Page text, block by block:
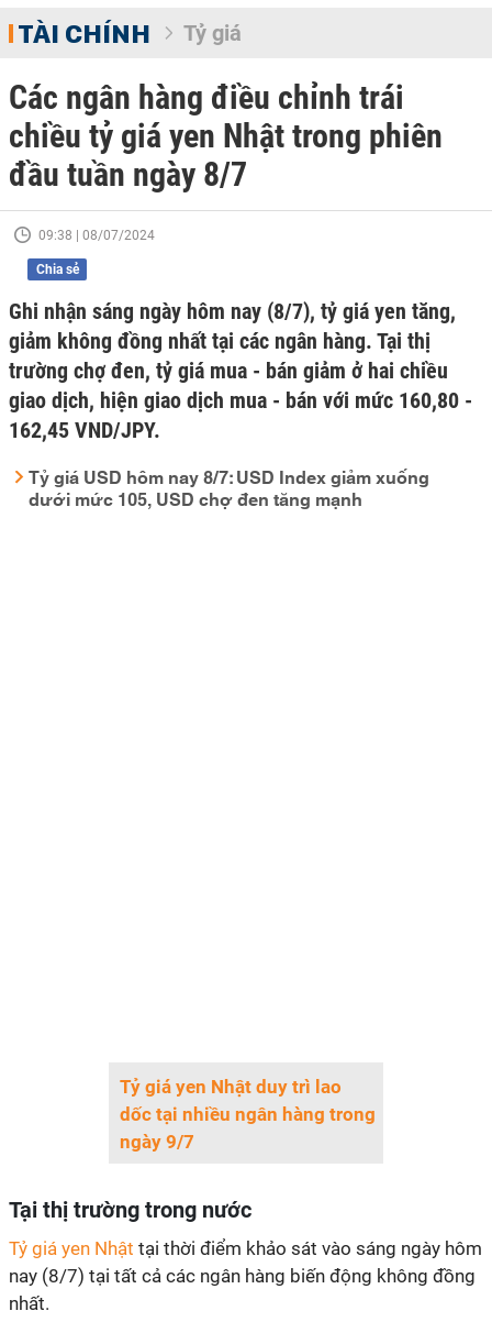
TÀI CHÍNH Tỷ giá
Các ngân hàng điều chỉnh trái
chiều tỷ giá yen Nhật trong phiên
đầu tuần ngày 8/7
09:38 | 08/07/2024
Chia sẻ
Ghi nhận sáng ngày hôm nay (8/7), tỷ giá yen tăng,
giảm không đồng nhất tại các ngân hàng. Tại thị
trường chợ đen, tỷ giá mua - bán giảm ở hai chiều
giao dịch, hiện giao dịch mua - bán với mức 160,80 -
162,45 VND/JPY.
Tỷ giá USD hôm nay 8/7: USD Index giảm xuống
dưới mức 105, USD chợ đen tăng mạnh
Tỷ giá yen Nhật duy trì lao
dốc tại nhiều ngân hàng trong
ngày 9/7
Tại thị trường trong nước
Tỷ giá yen Nhật tại thời điểm khảo sát vào sáng ngày hôm
nay (8/7) tại tất cả các ngân hàng biến động không đồng
nhất.